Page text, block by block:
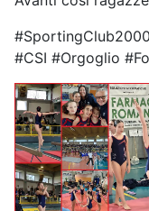
#CSI #Orgoglio